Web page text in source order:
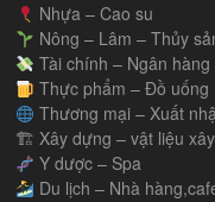
Nhựa – Cao su
Nông – Lâm – Thủy
Tài chính – Ngân
Thực phẩm – Đồ uống
Thương mại – Xuất
🏗 Xây dựng – vật liệu
Y dược – Spa
Du lịch – Nhà